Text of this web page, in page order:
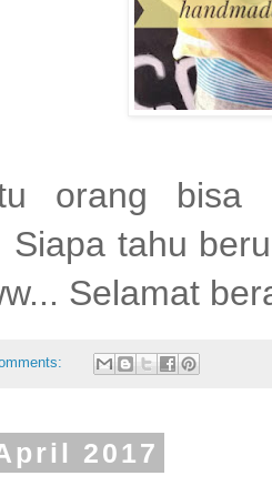
orang
Siapa tahu
Selamat
2017